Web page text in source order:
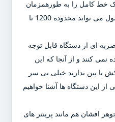
خط کامل را به طورهمزمان
چاپ کنند و سرعت آنها به طور معمول می تواند محدوده 1200 تا
ای از دستگاه قابل توجه
نمی کنند و از آنجا که این
یا پین ندارند خیلی بی سر
این دستگاه ها آشنا خواهیم
افشان هم مانند پرینتر های